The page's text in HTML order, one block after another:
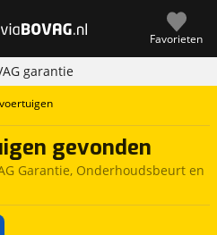
Favorieten
garantie
gevonden
Garantie, Onderhoudsbeurt en